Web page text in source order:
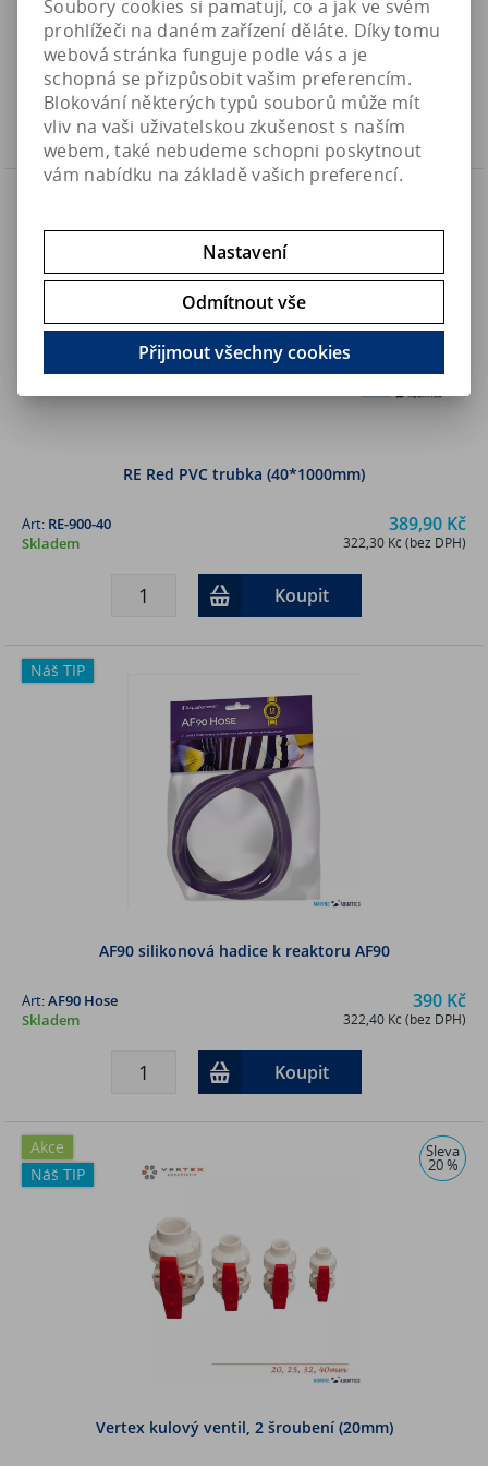
364 Kč
300,90 Kč (bez DPH)
Art:AFMEDSOCKXL
Skladem
Koupit
RE Red PVC trubka (40*1000mm)
389,90 Kč
322,30 Kč (bez DPH)
Art: RE-900-40
Skladem
Koupit
Náš TIP
AF90 silikonová hadice k reaktoru AF90
390 Kč
322,40 Kč (bez DPH)
Art:AF90 Hose
Skladem
Koupit
Akce
Náš TIP
Sleva
20 %
Vertex kulový ventil, 2 šroubení (20mm)
Soubory cookies si pamatují, co a jak ve svém
prohlížeči na daném zařízení děláte. Díky tomu
webová stránka funguje podle vás a je
schopná se přizpůsobit vašim preferencím.
Blokování některých typů souborů může mít
vliv na vaši uživatelskou zkušenost s naším
webem, také nebudeme schopni poskytnout
vám nabídku na základě vašich preferencí.
Nastavení
Odmítnout vše
Přijmout všechny cookies